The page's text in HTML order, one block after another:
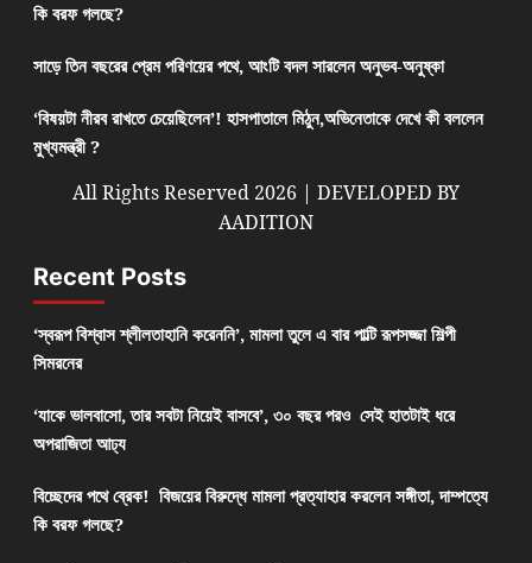
কি বরফ গলছে?
সাড়ে তিন বছরের প্রেম পরিণয়ের পথে, আংটি বদল সারলেন অনুভব-অনুষ্কা
‘বিষয়টা নীরব রাখতে চেয়েছিলেন’! হাসপাতালে মিঠুন,অভিনেতাকে দেখে কী বললেন
মুখ্যমন্ত্রী ?
All Rights Reserved 2026 | DEVELOPED BY
AADITION
Recent Posts
‘স্বরূপ বিশ্বাস শ্লীলতাহানি করেননি’, মামলা তুলে এ বার পাল্টি রূপসজ্জা শিল্পী
সিমরনের
‘যাকে ভালবাসো, তার সবটা নিয়েই বাসবে’, ৩০ বছর পরও সেই হাতটাই ধরে
অপরাজিতা আঢ্য
বিচ্ছেদের পথে ব্রেক! বিজয়ের বিরুদ্ধে মামলা প্রত্যাহার করলেন সঙ্গীতা, দাম্পত্যে
কি বরফ গলছে?